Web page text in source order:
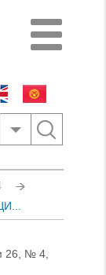
26, № 4,